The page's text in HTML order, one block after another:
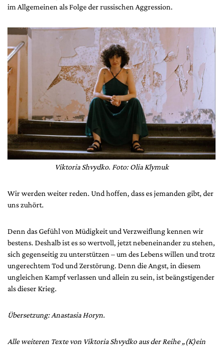
im Allgemeinen als Folge der russischen Aggression.
Viktoria Shvydko. Foto: Olia Klymuk
Wir werden weiter reden. Und hoffen, dass es jemanden gibt, der
uns zuhört.
Denn das Gefühl von Müdigkeit und Verzweiflung kennen wir
bestens. Deshalb ist es so wertvoll, jetzt nebeneinander zu stehen,
sich gegenseitig zu unterstützen – um des Lebens willen und trotz
ungerechtem Tod und Zerstörung. Denn die Angst, in diesem
ungleichen Kampf verlassen und allein zu sein, ist beängstigender
als dieser Krieg.
Übersetzung: Anastasia Horyn.
Alle weiteren Texte von Viktoria Shvydko aus der Reihe „(K)ein